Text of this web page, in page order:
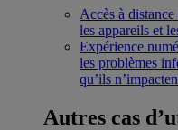
Accès à distance
les appareils et
Expérience
les problèmes
qu’ils
Autres cas